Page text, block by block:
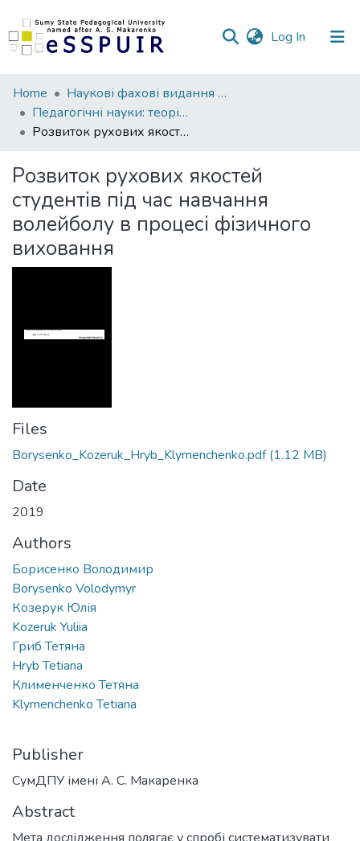
Log In (current)
Communities
&
Collections
Statistics
Home
Наукові фахові видання СумДПУ
Педагогічні науки: теорія, історія, інноваційні технології
Розвиток рухових якостей студентів під час навчання волейболу в процесі фізичного виховання
Розвиток рухових якостей
студентів під час навчання
волейболу в процесі фізичного
виховання
Files
Borysenko_Kozeruk_Hryb_Klymenchenko.pdf(1.12 MB)
Date
2019
Authors
Борисенко Володимир
Borysenko Volodymyr
Козерук Юлія
Kozeruk Yuliia
Гриб Тетяна
Hryb Tetiana
Клименченко Тетяна
Klymenchenko Tetiana
Publisher
СумДПУ імені А. С. Макаренка
Abstract